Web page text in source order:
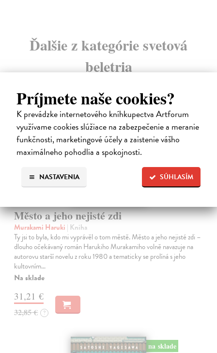
Príjmete naše cookies?
K prevádzke internetového kníhkupectva Artforum
využívame cookies slúžiace na zabezpečenie a meranie
funkčnosti, marketingové účely a zaistenie vášho
maximálneho pohodlia a spokojnosti.
SÚHLASÍM
NASTAVENIA
Ďalšie z kategórie svetová
beletria
na sklade
Město a jeho nejisté zdi
Murakami Haruki | Kniha
Ty jsi to byla, kdo mi vyprávěl o tom městě. Město a jeho nejisté zdi –
dlouho očekávaný román Harukiho Murakamiho volně navazuje na
autorovu starší novelu z roku 1980 a tematicky se prolíná s jeho
kultovním…
Na sklade
31,21 €
32,85 € ?
na sklade